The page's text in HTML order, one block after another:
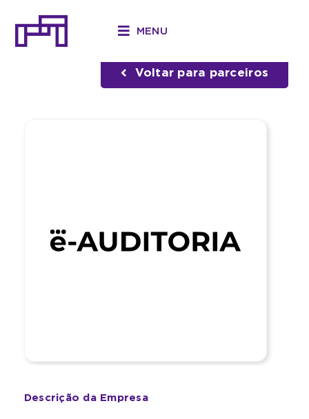
para
MENU
Início »Parceiros
Voltar para parceiros
Descrição da Empresa